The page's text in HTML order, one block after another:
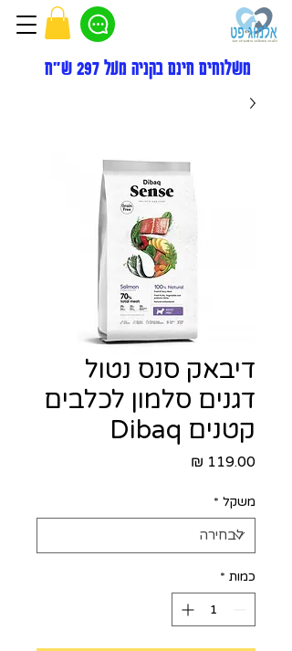
משלוחים חינם בקניה מעל 297 ש"ח
דיבאק סנס נטול
דגנים סלמון לכלבים
קטנים Dibaq
משקל *
כמות *